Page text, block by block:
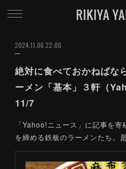
RIKIYA
2024.11.06 22:00
絶対に食べておかねば
ーメン「基本」３軒（
11/7
「Yahoo!ニュース」に記事を
を締める鉄板のラーメンたち。